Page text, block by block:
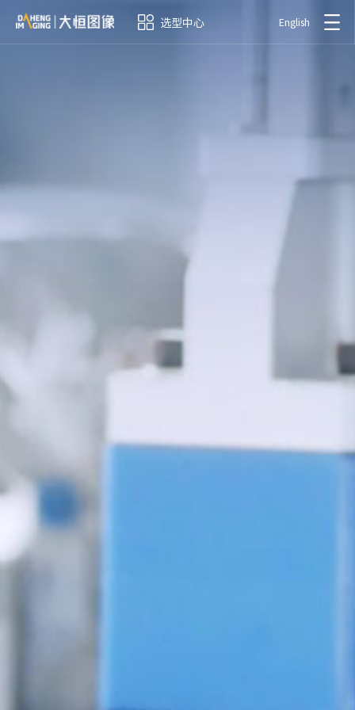
选型中心 English